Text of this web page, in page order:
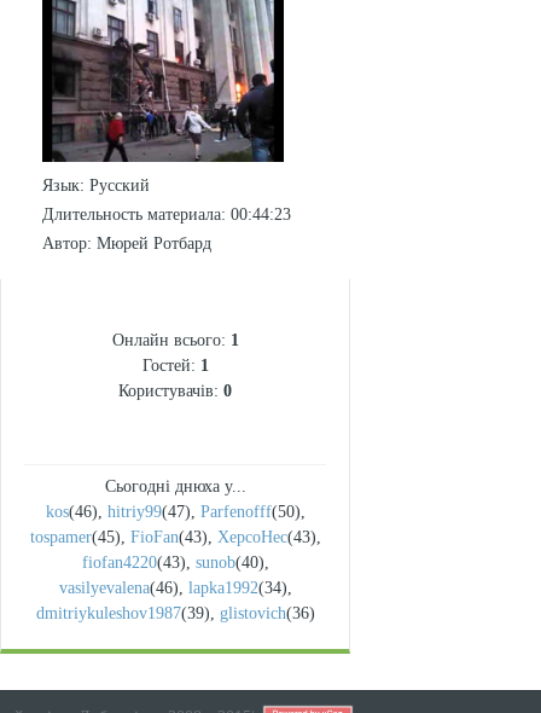
Язык: Русский
Длительность материала: 00:44:23
Автор: Мюрей Ротбард
Онлайн всього: 1
Гостей: 1
Користувачів: 0
Сьогодні днюха у...
kos(46), hitriy99(47), Parfenofff(50),
tospamer(45), FioFan(43), XepcoHec(43),
fiofan4220(43), sunob(40),
vasilyevalena(46), lapka1992(34),
dmitriykuleshov1987(39), glistovich(36)